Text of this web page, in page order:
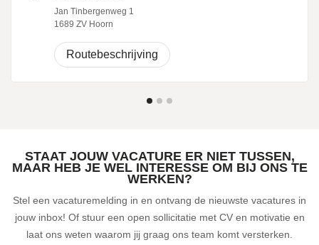
Jan Tinbergenweg 1
1689 ZV Hoorn
Routebeschrijving
STAAT JOUW VACATURE ER NIET TUSSEN,
MAAR HEB JE WEL INTERESSE OM BIJ ONS TE
WERKEN?
Stel een vacaturemelding in en ontvang de nieuwste vacatures in
jouw inbox! Of stuur een open sollicitatie met CV en motivatie en
laat ons weten waarom jij graag ons team komt versterken.